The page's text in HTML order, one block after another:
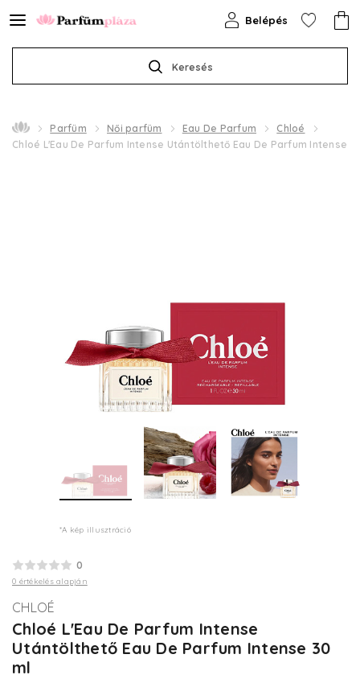
Keresés
Belépés
Parfüm Női parfüm Eau De Parfum
Chloé
Chloé L'Eau De Parfum Intense Utántölthető Eau De Parfum Intense
*A kép illusztráció
0
0 értékelés alapján
CHLOÉ
Chloé L'Eau De Parfum Intense
Utántölthető Eau De Parfum Intense 30
ml